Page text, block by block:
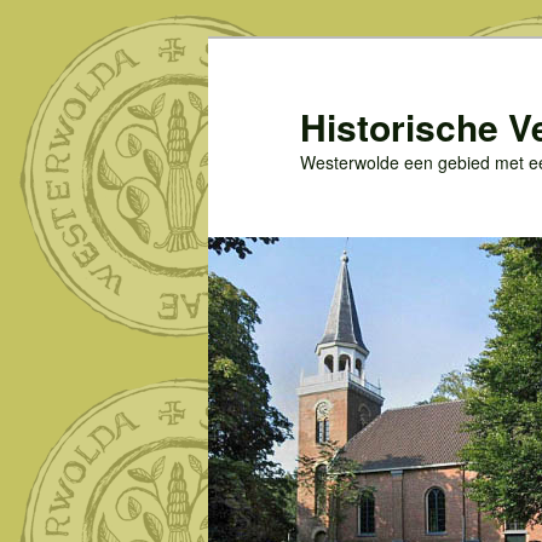
primaire
inhoud
Historische
Westerwolde een gebied met